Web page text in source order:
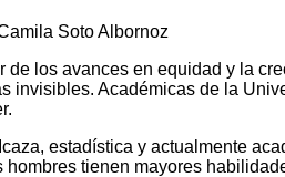
Soto Albornoz
de los avances en equidad y la
invisibles. Académicas de la
estadística y actualmente
hombres tienen mayores